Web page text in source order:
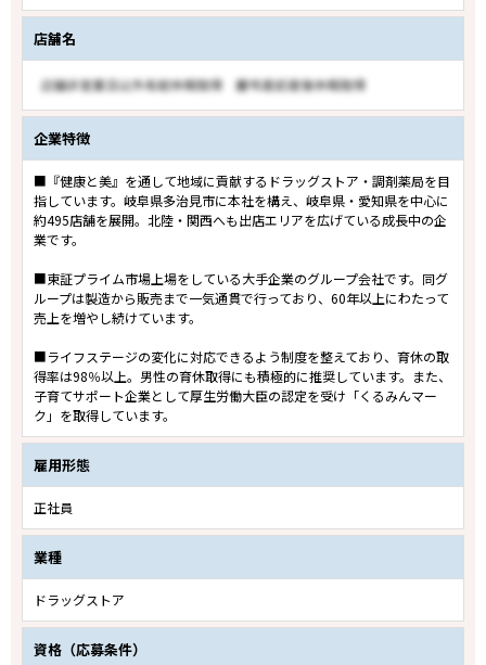
店舗名
企業特徴
■『健康と美』を通して地域に貢献するドラッグストア・調剤薬局を目
指しています。岐阜県多治見市に本社を構え、岐阜県・愛知県を中心に
約495店舗を展開。北陸・関西へも出店エリアを広げている成長中の企
業です。
■東証プライム市場上場をしている大手企業のグループ会社です。同グ
ループは製造から販売まで一気通貫で行っており、60年以上にわたって
売上を増やし続けています。
■ライフステージの変化に対応できるよう制度を整えており、育休の取
得率は98％以上。男性の育休取得にも積極的に推奨しています。また、
子育てサポート企業として厚生労働大臣の認定を受け「くるみんマー
ク」を取得しています。
雇用形態
正社員
業種
ドラッグストア
資格（応募条件）